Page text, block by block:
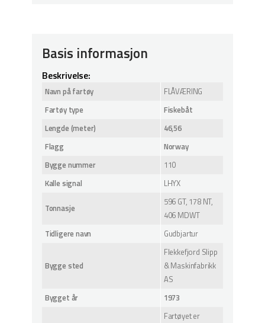
Basis informasjon
Beskrivelse:
Navn på fartøy
FLÅVÆRING
Fartøy type
Fiskebåt
Lengde (meter)
46,56
Flagg
Norway
Bygge nummer
110
Kalle signal
LHYX
Tonnasje
596 GT, 178 NT,
406 MDWT
Tidligere navn
Gudbjartur
Bygge sted
Flekkefjord Slipp
& Maskinfabrikk
AS
Bygget år
1973
Fartøyet er